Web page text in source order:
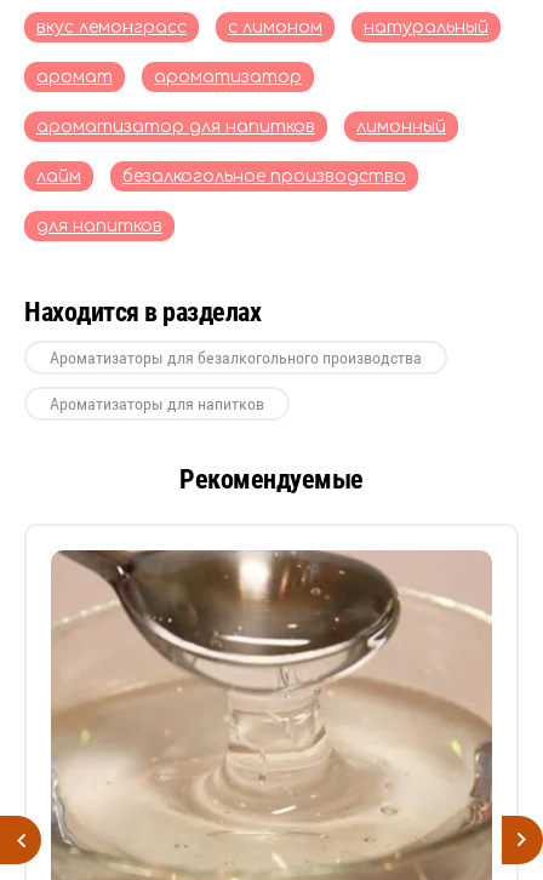
вкус лемонграсс с лимоном натуральный
аромат ароматизатор
ароматизатор для напитков лимонный
лайм безалкогольное производство
для напитков
Находится в разделах
Ароматизаторы для безалкогольного производства
Ароматизаторы для напитков
Рекомендуемые